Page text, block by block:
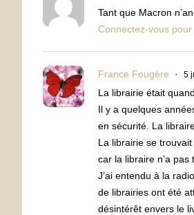
Tant que Macron
Connectez-vous
France Fougère 5
La librairie était
Il y a quelques
en sécurité. La
La librairie se
car la libraire n’a
J’ai entendu à la
de librairies ont été
désintérêt envers le